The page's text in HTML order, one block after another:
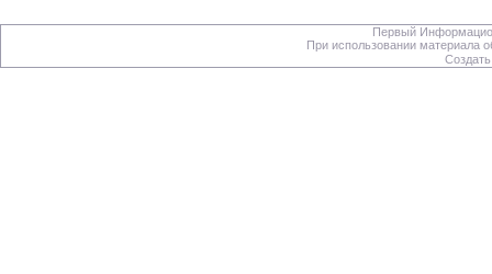
Первый
При использовании материала